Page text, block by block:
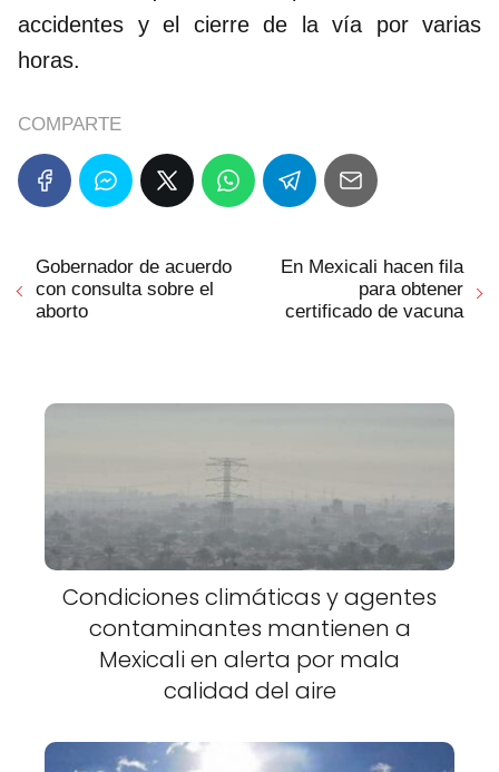
accidentes y el cierre de la vía por varias
horas.
COMPARTE
Gobernador de acuerdo
con consulta sobre el
aborto
En Mexicali hacen fila
para obtener
certificado de vacuna
Condiciones climáticas y agentes
contaminantes mantienen a
Mexicali en alerta por mala
calidad del aire